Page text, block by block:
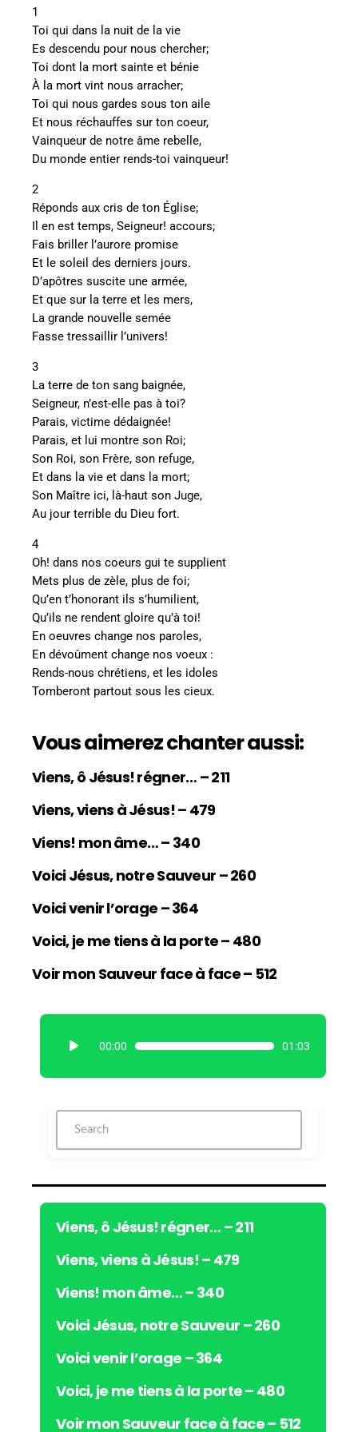
1
Toi qui dans la nuit de la vie
Es descendu pour nous chercher;
Toi dont la mort sainte et bénie
À la mort vint nous arracher;
Toi qui nous gardes sous ton aile
Et nous réchauffes sur ton coeur,
Vainqueur de notre âme rebelle,
Du monde entier rends-toi vainqueur!
2
Réponds aux cris de ton Église;
Il en est temps, Seigneur! accours;
Fais briller l’aurore promise
Et le soleil des derniers jours.
D’apôtres suscite une armée,
Et que sur la terre et les mers,
La grande nouvelle semée
Fasse tressaillir l’univers!
3
La terre de ton sang baignée,
Seigneur, n’est-elle pas à toi?
Parais, victime dédaignée!
Parais, et lui montre son Roi;
Son Roi, son Frère, son refuge,
Et dans la vie et dans la mort;
Son Maître ici, là-haut son Juge,
Au jour terrible du Dieu fort.
4
Oh! dans nos coeurs gui te supplient
Mets plus de zèle, plus de foi;
Qu’en t’honorant ils s’humilient,
Qu’ils ne rendent gloire qu’à toi!
En oeuvres change nos paroles,
En dévoûment change nos voeux :
Rends-nous chrétiens, et les idoles
Tomberont partout sous les cieux.
Vous aimerez chanter aussi:
Viens, ô Jésus! régner… – 211
Viens, viens à Jésus! – 479
Viens! mon âme… – 340
Voici Jésus, notre Sauveur – 260
Voici venir l’orage – 364
Voici, je me tiens à la porte – 480
Voir mon Sauveur face à face – 512
c
e
r
u
d
i
00:00 01:03
Viens, ô Jésus! régner… – 211
Viens, viens à Jésus! – 479
Viens! mon âme… – 340
Voici Jésus, notre Sauveur – 260
Voici venir l’orage – 364
Voici, je me tiens à la porte – 480
Voir mon Sauveur face à face – 512